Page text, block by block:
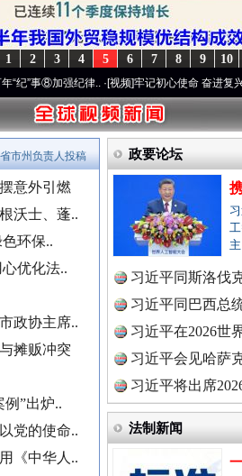
10
9
8
7
6
5
4
3
2
1
纪律..·[视频]牢记初心使命 奋进复兴征程丨“转折
意外引燃
沃士、蓬..
环保..
优化法..
政协主席..
摊贩冲突
”出炉..
党的使命..
《中华人..
省市州负责人投稿 政要论坛
习近平同斯洛伐
习近平同巴西总
习近平在2026世
理高级..
习近平会见哈萨
习近平将出席
球治理..
法制新闻
路回响 永
起向未来 广州